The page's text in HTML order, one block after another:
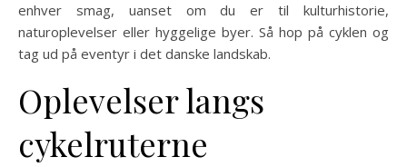
enhver smag, uanset om du er til kulturhistorie,
naturoplevelser eller hyggelige byer. Så hop på cyklen og
tag ud på eventyr i det danske landskab.
Oplevelser langs
cykelruterne